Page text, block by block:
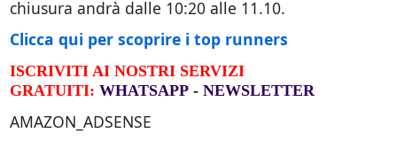
chiusura andrà dalle 10:20 alle 11.10.
Clicca qui per scoprire i top runners
ISCRIVITI AI NOSTRI SERVIZI
GRATUITI: WHATSAPP- NEWSLETTER
AMAZON_ADSENSE